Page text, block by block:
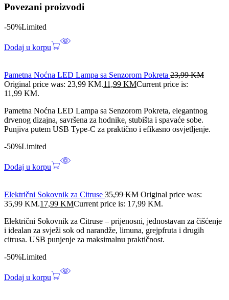
Povezani proizvodi
-50%Limited
Dodaj u korpu
Pametna Noćna LED Lampa sa Senzorom Pokreta 23,99KM
Original price was: 23,99 KM.11,99 KMCurrent price is:
11,99 KM.
Pametna Noćna LED Lampa sa Senzorom Pokreta, elegantnog
drvenog dizajna, savršena za hodnike, stubišta i spavaće sobe.
Punjiva putem USB Type-C za praktično i efikasno osvjetljenje.
-50%Limited
Dodaj u korpu
Električni Sokovnik za Citruse 35,99KM Original price was:
35,99 KM.17,99 KMCurrent price is: 17,99 KM.
Električni Sokovnik za Citruse – prijenosni, jednostavan za čišćenje
i idealan za svježi sok od narandže, limuna, grejpfruta i drugih
citrusa. USB punjenje za maksimalnu praktičnost.
-50%Limited
Dodaj u korpu